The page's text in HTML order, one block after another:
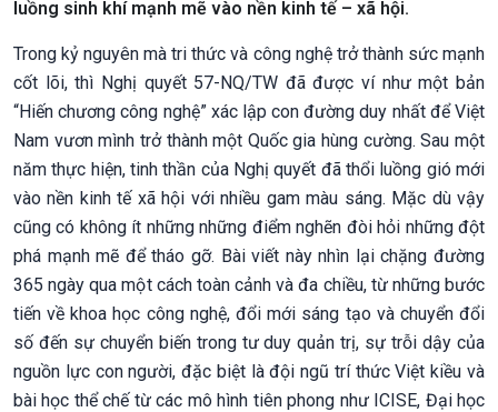
luồng sinh khí mạnh mẽ vào nền kinh tế – xã hội.
Trong kỷ nguyên mà tri thức và công nghệ trở thành sức mạnh
cốt lõi, thì Nghị quyết 57-NQ/TW đã được ví như một bản
“Hiến chương công nghệ” xác lập con đường duy nhất để Việt
Nam vươn mình trở thành một Quốc gia hùng cường. Sau một
năm thực hiện, tinh thần của Nghị quyết đã thổi luồng gió mới
vào nền kinh tế xã hội với nhiều gam màu sáng. Mặc dù vậy
cũng có không ít những những điểm nghẽn đòi hỏi những đột
phá mạnh mẽ để tháo gỡ. Bài viết này nhìn lại chặng đường
365 ngày qua một cách toàn cảnh và đa chiều, từ những bước
tiến về khoa học công nghệ, đổi mới sáng tạo và chuyển đổi
số đến sự chuyển biến trong tư duy quản trị, sự trỗi dậy của
nguồn lực con người, đặc biệt là đội ngũ trí thức Việt kiều và
bài học thể chế từ các mô hình tiên phong như ICISE, Đại học